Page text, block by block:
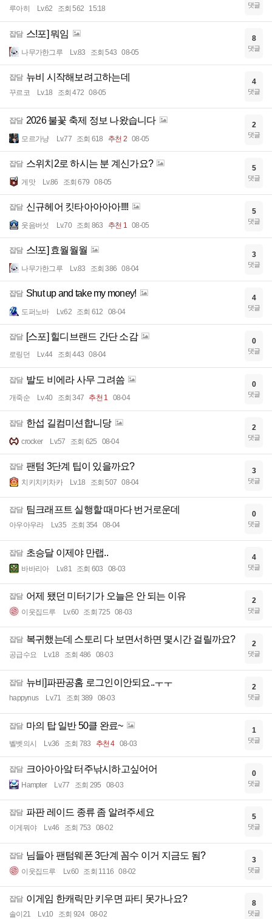
루아히 Lv.62 조회 562 15:18 댓글
잡담 스!포] 뭐임
나무가한그루 Lv.83 조회 543 08-05
8
댓글
잡담 뉴비 시작해보려고하는데
꾸르코 Lv.18 조회 472 08-05
4
댓글
잡담 2026 불꽃 축제 정보 나왔습니다
모르가냥 Lv.77 조회 618 추천 2 08-05
2
댓글
잡담 스위치2로 하시는 분 계신가요?
게맛 Lv.86 조회 679 08-05
5
댓글
잡담 신규헤어 킷타아아아아!!!!
웃음버섯 Lv.70 조회 863 추천 1 08-05
5
댓글
잡담 스!포] 효월월월
나무가한그루 Lv.83 조회 386 08-04
3
댓글
잡담 Shut up and take my money!
도퍼노바 Lv.62 조회 612 08-04
4
댓글
잡담 [스포] 힐디브랜드 간단 소감
로링던 Lv.44 조회 443 08-04
0
댓글
잡담 발도 비에라 사무 그려씀
개죽순 Lv.40 조회 347 추천 1 08-04
0
댓글
잡담 한섭 길컴미션합니당
crocker Lv.57 조회 625 08-04
2
댓글
잡담 팬텀 3단계 팁이 있을까요?
치키치키차카 Lv.18 조회 507 08-04
3
댓글
잡담 팀크래프트 실행할 때마다 번거로운데
아우아우라 Lv.35 조회 354 08-04
0
댓글
잡담 초승달 이제야 만랩..
바바리아 Lv.81 조회 603 08-03
4
댓글
잡담 어제 됐던 미터기가 오늘은 안 되는 이유
이웃집드루 Lv.60 조회 725 08-03
2
댓글
잡담 복귀했는데 스토리 다 보면서하면 몇시간 걸릴까요?
공급수요 Lv.18 조회 486 08-03
2
댓글
잡담 뉴비]파판공홈 로그인이안되요..ㅜㅜ
happynus Lv.71 조회 389 08-03
2
댓글
잡담 마의 탑 일반 50클 완료~
벨벳의시 Lv.36 조회 783 추천 4 08-03
1
댓글
잡담 크아아아앜 터주낚시하고싶어어
Hampter Lv.77 조회 295 08-03
0
댓글
잡담 파판 레이드 종류 좀 알려주세요
이게뭐야 Lv.46 조회 753 08-02
5
댓글
잡담 님들아 팬텀웨폰 3단계 꼼수 이거 지금도 됨?
이웃집드루 Lv.60 조회 1116 08-02
3
댓글
잡담 이게임 한캐릭만 키우면 파티 못가나요?
솔이21 Lv.10 조회 924 08-02
8
댓글